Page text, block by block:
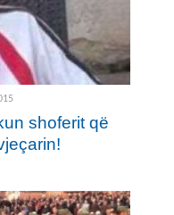
shoferit që